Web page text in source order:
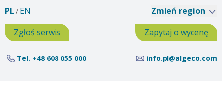
PL EN
Zgłoś serwis
Zapytaj o wycenę
Tel. +48 608 055 000 info.pl@algeco.com
Zmień region